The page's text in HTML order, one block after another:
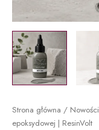
Strona główna / Nowości
epoksydowej | ResinVolt